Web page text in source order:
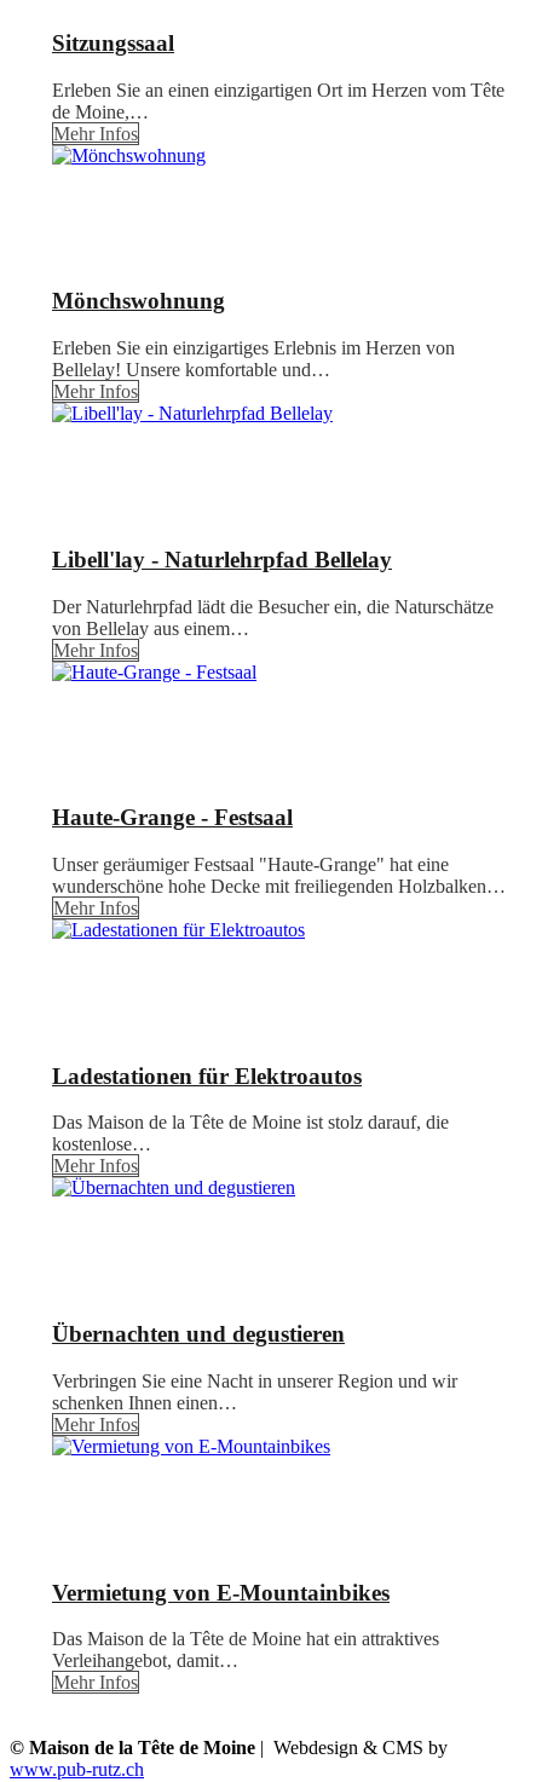
Sitzungssaal
Erleben Sie an einen einzigartigen Ort im Herzen vom Tête
de Moine,…
Mehr Infos
Mönchswohnung
Erleben Sie ein einzigartiges Erlebnis im Herzen von
Bellelay! Unsere komfortable und…
Mehr Infos
Libell'lay - Naturlehrpfad Bellelay
Der Naturlehrpfad lädt die Besucher ein, die Naturschätze
von Bellelay aus einem…
Mehr Infos
Haute-Grange - Festsaal
Unser geräumiger Festsaal "Haute-Grange" hat eine
wunderschöne hohe Decke mit freiliegenden Holzbalken…
Mehr Infos
Ladestationen für Elektroautos
Das Maison de la Tête de Moine ist stolz darauf, die
kostenlose…
Mehr Infos
Übernachten und degustieren
Verbringen Sie eine Nacht in unserer Region und wir
schenken Ihnen einen…
Mehr Infos
Vermietung von E-Mountainbikes
Das Maison de la Tête de Moine hat ein attraktives
Verleihangebot, damit…
Mehr Infos
© Maison de la Tête de Moine | Webdesign & CMS by
www.pub-rutz.ch